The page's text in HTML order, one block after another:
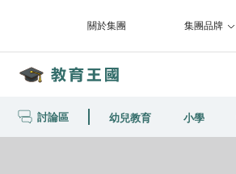
關於集團 集團品牌
討論區 幼兒教育 小學